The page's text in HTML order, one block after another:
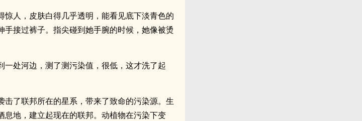
惊人，皮肤白得几乎透明，能看见底下淡青色的
手接过裤子。指尖碰到她手腕的时候，她像被烫
一处河边，测了测污染值，很低，这才洗了起
击了联邦所在的星系，带来了致命的污染源。生
地，建立起现在的联邦。动植物在污染下变